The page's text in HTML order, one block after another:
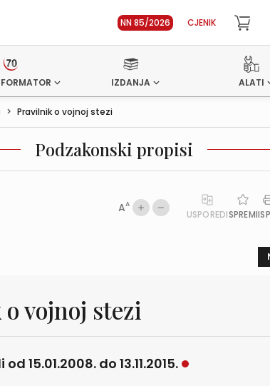
NN 85/2026 CJENIK
IZDANJA ALATI
> Pravilnik o vojnoj stezi
Podzakonski propisi
AA
USPOREDISPREMI
vojnoj stezi
15.01.2008. do 13.11.2015.